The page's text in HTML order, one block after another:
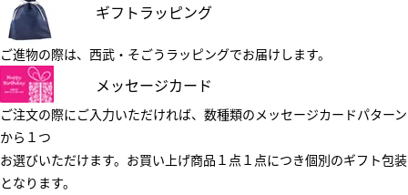
ギフトラッピング
ご進物の際は、西武・そごうラッピングでお届けします。
メッセージカード
ご注文の際にご入力いただければ、数種類のメッセージカードパターン
から１つ
お選びいただけます。お買い上げ商品１点１点につき個別のギフト包装
となります。